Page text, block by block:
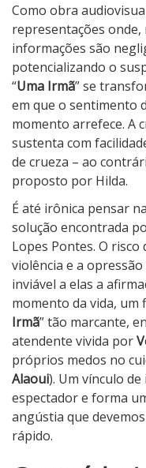
Como obra
representações
informações são
potencializando o
“Uma Irmã” se
em que o sentimento
momento arrefece. A
sustenta com
de crueza – ao
proposto por Hilda.
É até irônica pensar
solução encontrada
Lopes Pontes. O risco
violência e a
inviável a elas a
momento da vida, um
Irmã” tão marcante,
atendente vivida por
próprios medos no
Alaoui). Um vínculo
espectador e forma
angústia que
rápido.